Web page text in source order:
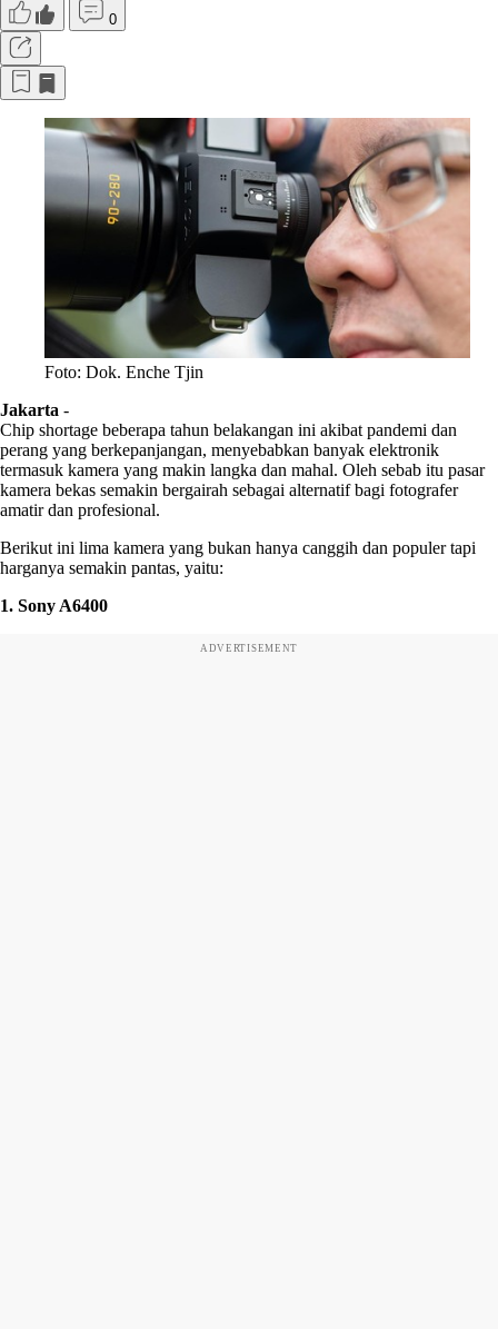
0
Foto: Dok. Enche Tjin
Jakarta -
Chip shortage beberapa tahun belakangan ini akibat pandemi dan
perang yang berkepanjangan, menyebabkan banyak elektronik
termasuk kamera yang makin langka dan mahal. Oleh sebab itu pasar
kamera bekas semakin bergairah sebagai alternatif bagi fotografer
amatir dan profesional.
Berikut ini lima kamera yang bukan hanya canggih dan populer tapi
harganya semakin pantas, yaitu:
1. Sony A6400
ADVERTISEMENT